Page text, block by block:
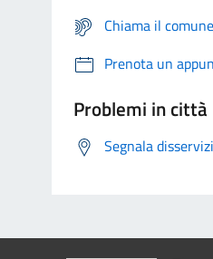
Chiama il
Prenota un
Problemi in città
Segnala